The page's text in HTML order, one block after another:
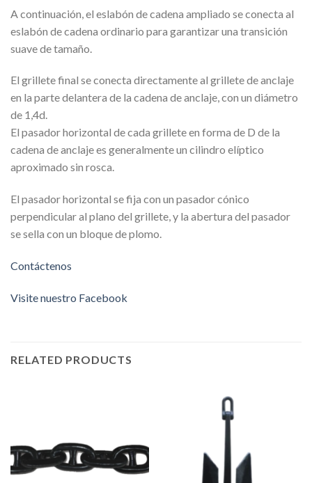
A continuación, el eslabón de cadena ampliado se conecta al
eslabón de cadena ordinario para garantizar una transición
suave de tamaño.
El grillete final se conecta directamente al grillete de anclaje
en la parte delantera de la cadena de anclaje, con un diámetro
de 1,4d.
El pasador horizontal de cada grillete en forma de D de la
cadena de anclaje es generalmente un cilindro elíptico
aproximado sin rosca.
El pasador horizontal se fija con un pasador cónico
perpendicular al plano del grillete, y la abertura del pasador
se sella con un bloque de plomo.
Contáctenos
Visite nuestro Facebook
RELATED PRODUCTS